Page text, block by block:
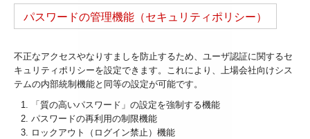
パスワードの管理機能（セキュリティポリシー）
不正なアクセスやなりすましを防止するため、ユーザ認証に関するセ
キュリティポリシーを設定できます。これにより、上場会社向けシス
テムの内部統制機能と同等の設定が可能です。
「質の高いパスワード」の設定を強制する機能
パスワードの再利用の制限機能
ロックアウト（ログイン禁止）機能